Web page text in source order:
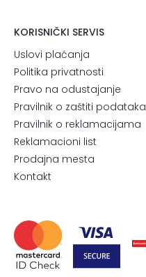
KORISNIČKI SERVIS
Uslovi plaćanja
Politika privatnosti
Pravo na odustajanje
Pravilnik o zaštiti podataka
Pravilnik o reklamacijama
Reklamacioni list
Prodajna mesta
Kontakt